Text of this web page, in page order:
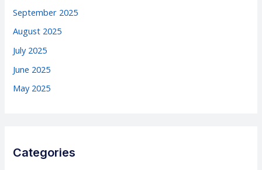
September 2025
August 2025
July 2025
June 2025
May 2025
Categories